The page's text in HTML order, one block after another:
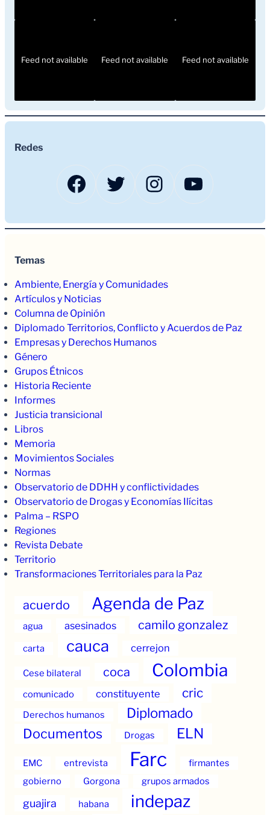
Feed not available Feed not available Feed not available
Redes
Facebook
TwitterInstagram
Temas
Ambiente, Energía y Comunidades
Artículos y Noticias
Columna de Opinión
Diplomado Territorios, Conflicto y Acuerdos de Paz
Empresas y Derechos Humanos
Género
Grupos Étnicos
Historia Reciente
Informes
Justicia transicional
Libros
Memoria
Movimientos Sociales
Normas
Observatorio de DDHH y conflictividades
Observatorio de Drogas y Economías Ilícitas
Palma – RSPO
Regiones
Revista Debate
Territorio
Transformaciones Territoriales para la Paz
acuerdo Agenda de Paz
agua asesinados camilo gonzalez
carta cauca cerrejon
Cese bilateral coca Colombia
comunicado constituyente cric
Derechos humanos Diplomado
Documentos Drogas ELN
EMC entrevista Farc
firmantes
gobierno
Gorgona grupos armados
guajira habana indepaz